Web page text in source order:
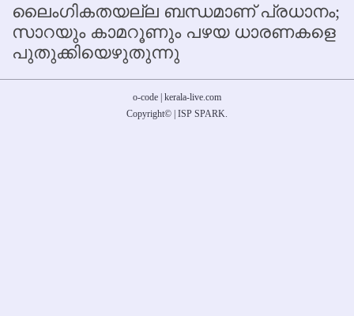
ലൈംഗികതയല്ല ബന്ധമാണ് പ്രധാനം;
സാറയും കാമറൂണും പഴയ ധാരണകളെ
പുതുക്കിയെഴുതുന്നു
o-code | kerala-live.com
Copyright© | ISP SPARK